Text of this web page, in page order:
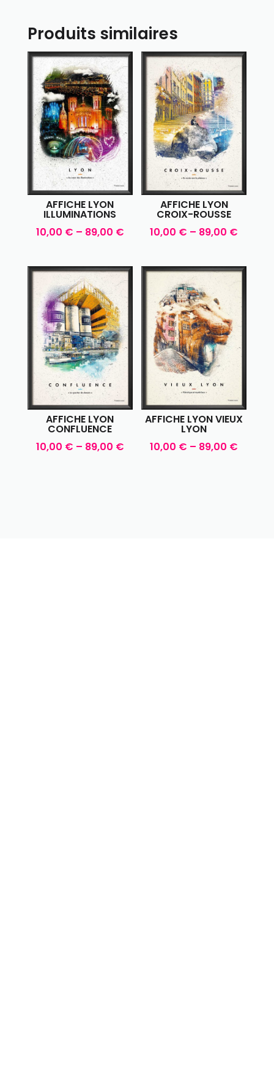
Produits similaires
AFFICHE LYON
ILLUMINATIONS
10,00 € – 89,00 €
AFFICHE LYON
CROIX-ROUSSE
10,00 € – 89,00 €
AFFICHE LYON
CONFLUENCE
10,00 € – 89,00 €
AFFICHE LYON VIEUX
LYON
10,00 € – 89,00 €